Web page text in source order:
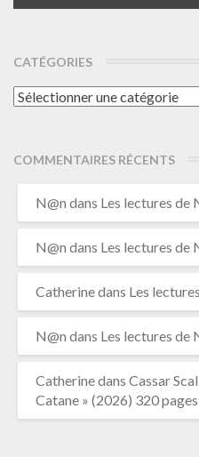
CATÉGORIES
Catégories
COMMENTAIRES RÉCENTS
N@n dans Les lectures de
N@n dans Les lectures de
Catherinedans Les
N@n dans Les lectures de
Catherinedans Cassar
Catane » (2026) 320 pages